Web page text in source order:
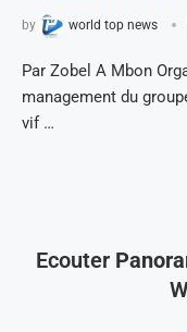
by world top news
Par Zobel A Mbon
management du
vif …
Ecouter